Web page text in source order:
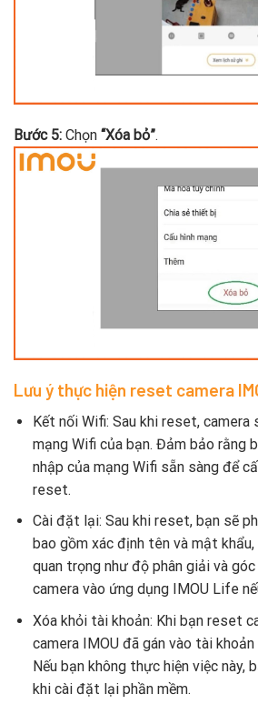
Bước 5: Chọn “Xóa bỏ”.
Lưu ý thực hiện reset camera
Kết nối Wifi: Sau khi reset, camera
mạng Wifi của bạn. Đảm bảo rằng
nhập của mạng Wifi sẵn sàng để
reset.
Cài đặt lại: Sau khi reset, bạn sẽ
bao gồm xác định tên và mật
quan trọng như độ phân giải và
camera vào ứng dụng IMOU Life
Xóa khỏi tài khoản: Khi bạn reset
camera IMOU đã gán vào tài
Nếu bạn không thực hiện việc này,
khi cài đặt lại phần mềm.